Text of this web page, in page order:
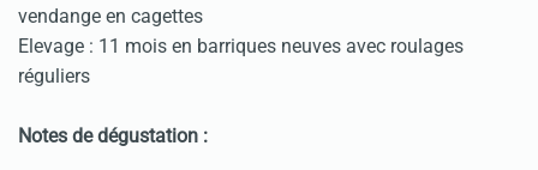
vendange en cagettes
Elevage : 11 mois en barriques neuves avec roulages
réguliers
Notes de dégustation :